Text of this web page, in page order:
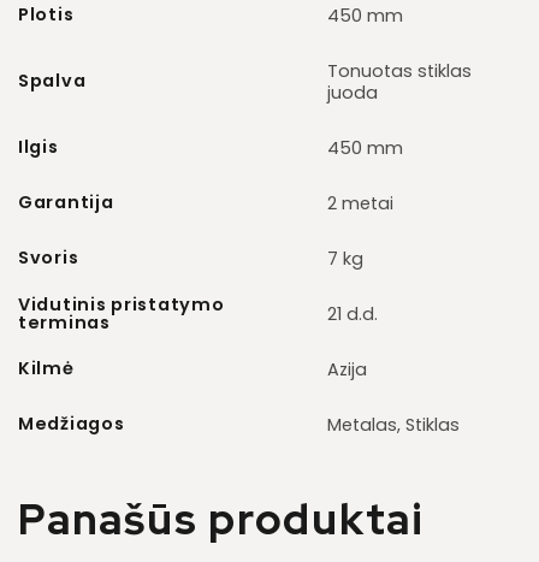
Plotis 450 mm
Spalva
Tonuotas stiklas
juoda
Ilgis 450 mm
Garantija 2 metai
Svoris
7 kg
Vidutinis pristatymo
terminas 21 d.d.
Kilmė Azija
Medžiagos Metalas, Stiklas
Panašūs produktai